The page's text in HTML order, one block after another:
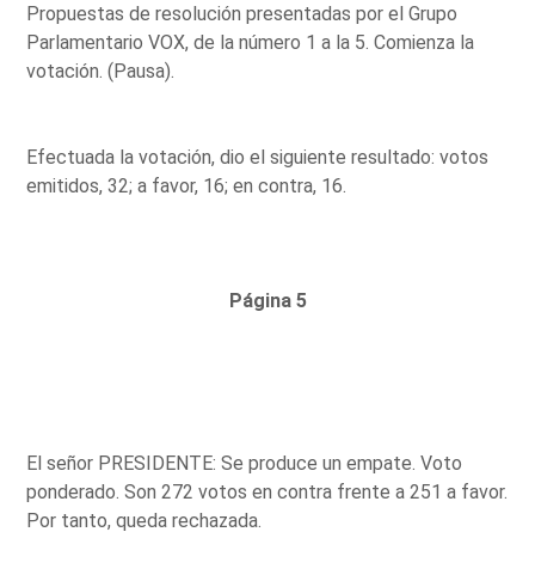
Propuestas de resolución presentadas por el Grupo
Parlamentario VOX, de la número 1 a la 5. Comienza la
votación. (Pausa).
Efectuada la votación, dio el siguiente resultado: votos
emitidos, 32; a favor, 16; en contra, 16.
Página 5
El señor PRESIDENTE: Se produce un empate. Voto
ponderado. Son 272 votos en contra frente a 251 a favor.
Por tanto, queda rechazada.